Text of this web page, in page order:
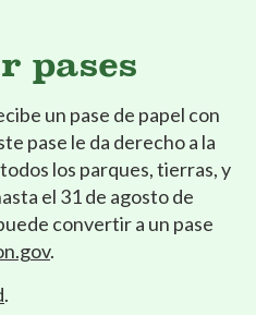
pases
un pase de papel con
pase le da derecho a la
los parques, tierras, y
el 31 de agosto de
convertir a un pase
.
.